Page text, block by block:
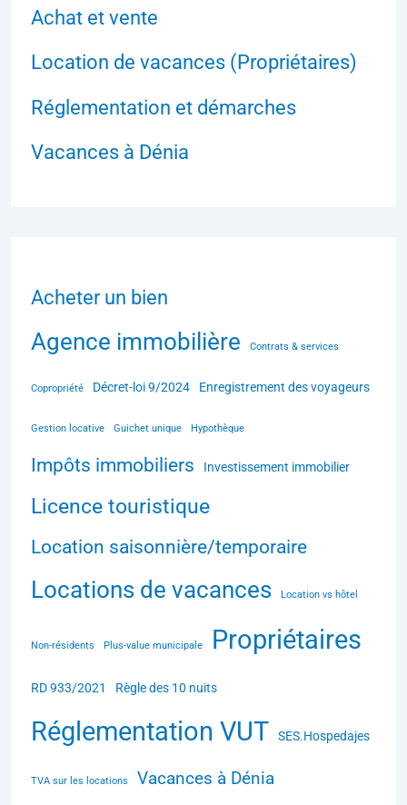
Achat et vente
Location de vacances (Propriétaires)
Réglementation et démarches
Vacances à Dénia
Acheter un bien
Agence immobilière Contrats & services
Copropriété Décret-loi 9/2024 Enregistrement des voyageurs
Gestion locative Guichet unique Hypothèque
Impôts immobiliers Investissement immobilier
Licence touristique
Location saisonnière/temporaire
Locations de vacances Location vs hôtel
Non-résidents Plus-value municipale Propriétaires
RD 933/2021 Règle des 10 nuits
Réglementation VUT SES.Hospedajes
TVA sur les locations Vacances à Dénia